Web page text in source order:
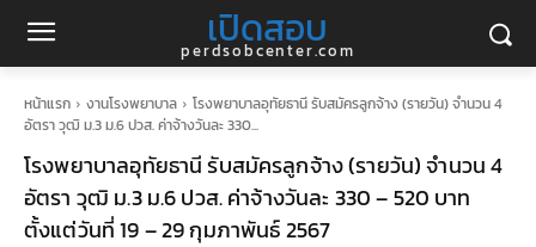
เปิดสอบ
perdsobcenter.com
หน้าแรก งานโรงพยาบาล
โรงพยาบาลอุทัยธานี รับสมัครลูกจ้าง (รายวัน) จำนวน 4
อัตรา วุฒิ ม.3 ม.6 ปวส. ค่าจ้างวันละ 330...
โรงพยาบาลอุทัยธานี รับสมัครลูกจ้าง (รายวัน) จำนวน 4
อัตรา วุฒิ ม.3 ม.6 ปวส. ค่าจ้างวันละ 330 – 520 บาท
ตั้งแต่วันที่ 19 – 29 กุมภาพันธ์ 2567